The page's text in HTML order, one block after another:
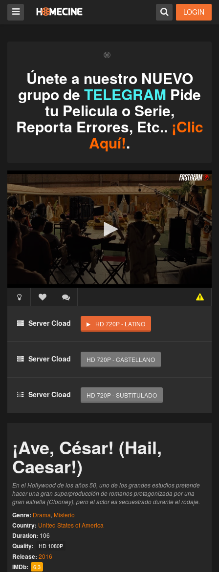
LOGIN
Únete a nuestro NUEVO
grupo de TELEGRAM Pide
tu Pelicula o Serie,
Reporta Errores, Etc.. ¡Clic
Aquí!.
Haz clic 3 veces en el botón para desbloquear este
reproductor
Clic 1 - Abrir primer enlace
⏰ El acceso expira en 1 hora
Server Cload HD 720P - LATINO
Server Cload HD 720P - CASTELLANO
Server Cload HD 720P - SUBTITULADO
¡Ave, César! (Hail,
Caesar!)
En el Hollywood de los años 50, uno de los grandes estudios pretende
hacer una gran superproducción de romanos protagonizada por una
gran estrella (Clooney), pero el actor es secuestrado durante el rodaje.
Genre: Drama, Misterio
Country: United States of America
Duration: 106
Quality: HD 1080P
Release: 2016
IMDb: 6.3